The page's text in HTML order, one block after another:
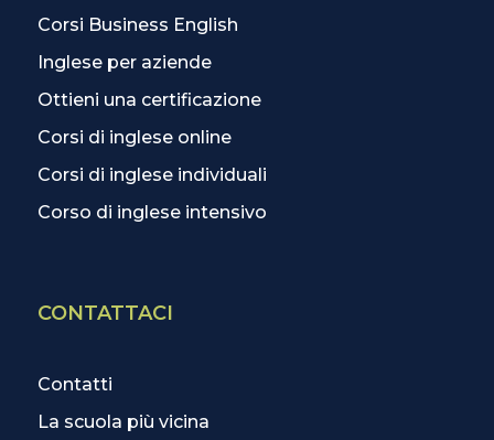
Corsi Business English
Inglese per aziende
Ottieni una certificazione
Corsi di inglese online
Corsi di inglese individuali
Corso di inglese intensivo
CONTATTACI
Contatti
La scuola più vicina